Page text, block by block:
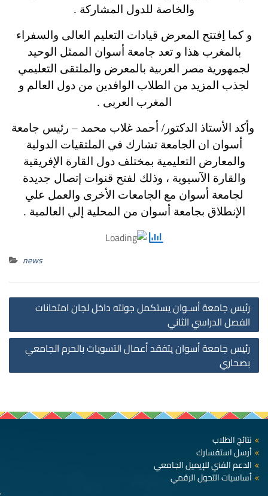
والخاصة للدول المشاركة .
و كما اِفتتح المعرض قيادات التعليم العالى والسفراء
بالمغرب هذا و تعد جامعة أسوان الممثل الوحيد
لجمهورية مصر العربية بالمعرض والملتقى التعليمي
لجذب المزيد من الطلاب الوافدين من دول العالم و
المغرب العربى .
وأكد الأستاذ الدكتور/ أحمد غلاب محمد – رئيس جامعة
أسوان ان الجامعة تشارك في الملتقيات الدولية
والمعارض التعليمية بمختلف دول القارة الإفريقية
والقارة الآسيوية ، وذلك لفتح قنوات إتصال جديدة
لجامعة أسوان مع الجامعات الأخرى والعمل علي
الإنطلاق بجامعة أسوان من المحلية إلي العالمية .
news
رئيس جامعة أسـوان يستكمل جولته داخل لجان امتحانات
الفصل الدراسي الثاني
رئيس جامعة أسوان يتفقد أعمال التسويات بالحرم الجامعي
بصحاري
نتائج الطلاب
أرسل استفسارك
الدعم الفني للإيميل الجامعي
أساسيات التحول الرقمي